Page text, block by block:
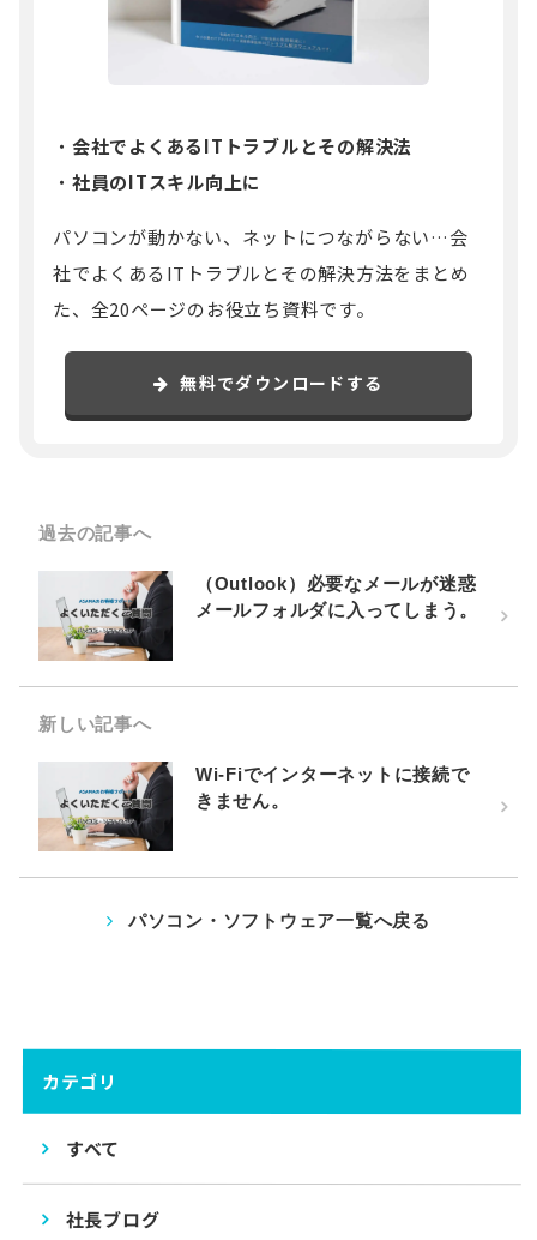
会社でよくあるITトラブルとその解決法
社員のITスキル向上に
パソコンが動かない、ネットにつながらない…会
社でよくあるITトラブルとその解決方法をまとめ
た、全20ページのお役立ち資料です。
無料でダウンロードする
過去の記事へ
（Outlook）必要なメールが迷惑
メールフォルダに入ってしまう。
新しい記事へ
Wi-Fiでインターネットに接続で
きません。
パソコン・ソフトウェア一覧へ戻る
カテゴリ
すべて
社長ブログ